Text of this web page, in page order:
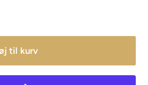
til kurv